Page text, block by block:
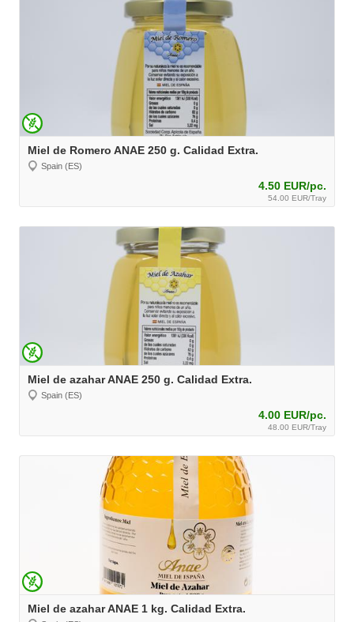
Miel de Romero ANAE 250 g. Calidad Extra.
Spain (ES)
4.50 EUR/pc.
54.00 EUR/Tray
Miel de azahar ANAE 250 g. Calidad Extra.
Spain (ES)
4.00 EUR/pc.
48.00 EUR/Tray
Miel de azahar ANAE 1 kg. Calidad Extra.